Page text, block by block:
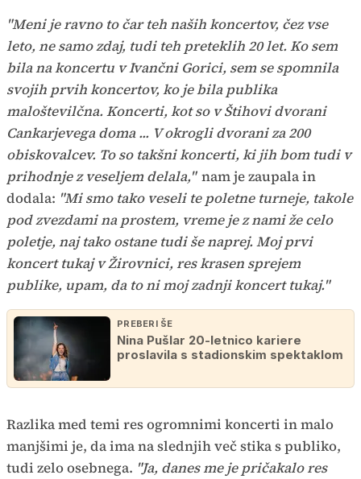
"Meni je ravno to čar teh naših koncertov, čez vse
leto, ne samo zdaj, tudi teh preteklih 20 let. Ko sem
bila na koncertu v Ivančni Gorici, sem se spomnila
svojih prvih koncertov, ko je bila publika
maloštevilčna. Koncerti, kot so v Štihovi dvorani
Cankarjevega doma ... V okrogli dvorani za 200
obiskovalcev. To so takšni koncerti, ki jih bom tudi v
prihodnje z veseljem delala," nam je zaupala in
dodala: "Mi smo tako veseli te poletne turneje, takole
pod zvezdami na prostem, vreme je z nami že celo
poletje, naj tako ostane tudi še naprej. Moj prvi
koncert tukaj v Žirovnici, res krasen sprejem
publike, upam, da to ni moj zadnji koncert tukaj."
PREBERI ŠE
Nina Pušlar 20-letnico kariere
proslavila s stadionskim spektaklom
Razlika med temi res ogromnimi koncerti in malo
manjšimi je, da ima na slednjih več stika s publiko,
tudi zelo osebnega. "Ja, danes me je pričakalo res